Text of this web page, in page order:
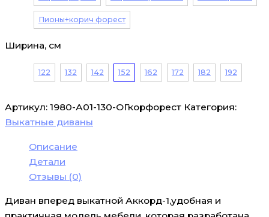
Пионы+корич форест
Ширина, см
122 132 142 152 162 172 182 192
Артикул: 1980-А01-130-ОГкорфорест Категория:
Выкатные диваны
Описание
Детали
Отзывы (0)
Диван вперед выкатной Аккорд-1,удобная и